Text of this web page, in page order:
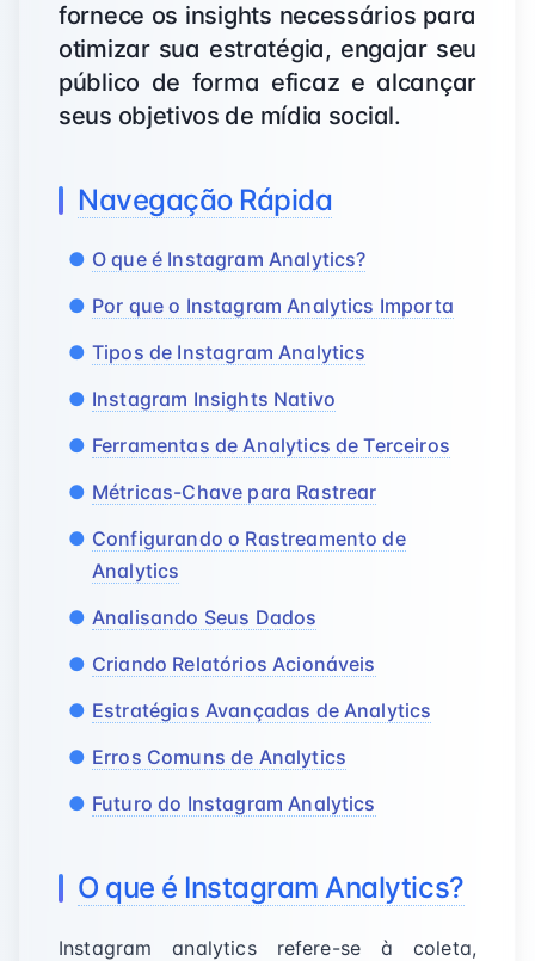
fornece os insights necessários para
otimizar sua estratégia, engajar seu
público de forma eficaz e alcançar
seus objetivos de mídia social.
Navegação Rápida
O que é Instagram Analytics?
Por que o Instagram Analytics Importa
Tipos de Instagram Analytics
Instagram Insights Nativo
Ferramentas de Analytics de Terceiros
Métricas-Chave para Rastrear
Configurando o Rastreamento de
Analytics
Analisando Seus Dados
Criando Relatórios Acionáveis
Estratégias Avançadas de Analytics
Erros Comuns de Analytics
Futuro do Instagram Analytics
O que é Instagram Analytics?
Instagram analytics refere-se à coleta,